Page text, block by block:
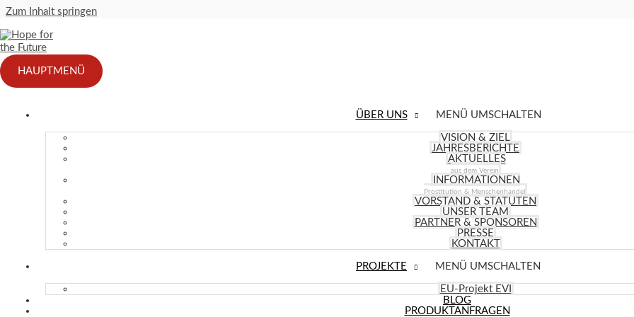
Zum Inhalt springen
HAUPTMENÜ
ÜBER UNS MENÜ UMSCHALTEN
VISION & ZIEL
JAHRESBERICHTE
AKTUELLES
aus dem Verein
INFORMATIONEN
Prostitution & Menschenhandel
VORSTAND & STATUTEN
UNSER TEAM
PARTNER & SPONSOREN
PRESSE
KONTAKT
PROJEKTE MENÜ UMSCHALTEN
EU-Projekt EVI
BLOG
PRODUKTANFRAGEN
Newsletter bestellen
Jetzt den Newsletter bestellen!
Wir informieren per Newsletter über kommende Termine und Veranstaltungen und informieren über die Aktivitäten des Vereins. Hier